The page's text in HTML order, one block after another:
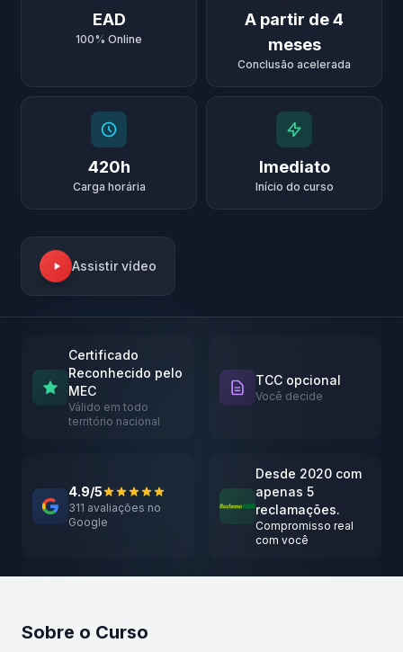
EAD
100% Online
A partir de 4
meses
Conclusão acelerada
420h
Carga horária
Imediato
Início do curso
Assistir vídeo
Certificado
Reconhecido pelo
MEC
Válido em todo
território nacional
TCC opcional
Você decide
4.9/5
311 avaliações no
Google
Desde 2020 com
apenas 5
reclamações.
Compromisso real
com você
Sobre o Curso
Atualizado em abril de 2026